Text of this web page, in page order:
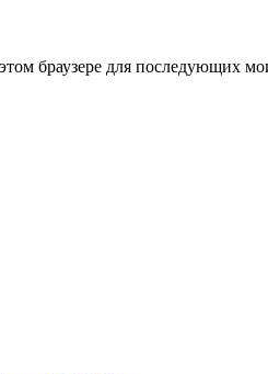
браузере для последующих